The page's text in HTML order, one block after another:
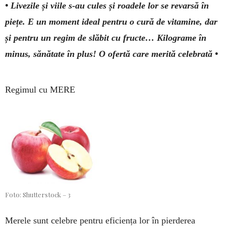
• Livezile și viile s-au cules și roadele lor se revarsă în
piețe. E un moment ideal pentru o cură de vitamine, dar
și pentru un regim de slăbit cu fructe… Kilograme în
minus, sănătate în plus! O ofertă care merită celebrată •
Regimul cu MERE
Foto: Shutterstock – 3
Merele sunt celebre pentru efici­ența lor în pier­derea